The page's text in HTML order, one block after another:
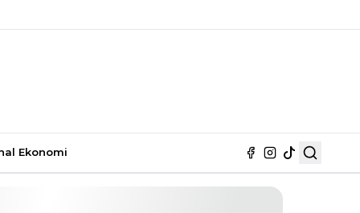
Ekonomi